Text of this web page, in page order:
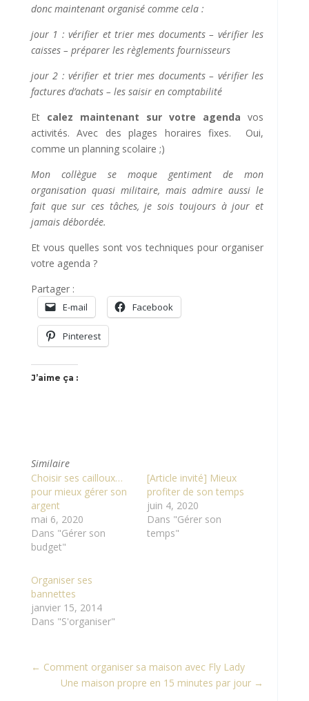
donc maintenant organisé comme cela :
jour 1 : vérifier et trier mes documents – vérifier les
caisses – préparer les règlements fournisseurs
jour 2 : vérifier et trier mes documents – vérifier les
factures d’achats – les saisir en comptabilité
Etcalez maintenant sur votre agenda vos
activités. Avec des plages horaires fixes. Oui,
comme un planning scolaire ;)
Mon collègue se moque gentiment de mon
organisation quasi militaire, mais admire aussi le
fait que sur ces tâches, je sois toujours à jour et
jamais débordée.
Et vous quelles sont vos techniques pour organiser
votre agenda ?
Partager :
E-mail Facebook
Pinterest
J’aime ça :
Similaire
Choisir ses cailloux…
pour mieux gérer son
argent
mai 6, 2020
Dans "Gérer son
budget"
[Article invité] Mieux
profiter de son temps
juin 4, 2020
Dans "Gérer son
temps"
Organiser ses
bannettes
janvier 15, 2014
Dans "S'organiser"
← Comment organiser sa maison avec Fly Lady
Une maison propre en 15 minutes par jour →